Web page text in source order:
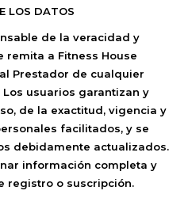
LOS DATOS
de la veracidad y
remita a Fitness House
Prestador de cualquier
usuarios garantizan y
de la exactitud, vigencia y
facilitados, y se
debidamente actualizados.
información completa y
registro o suscripción.